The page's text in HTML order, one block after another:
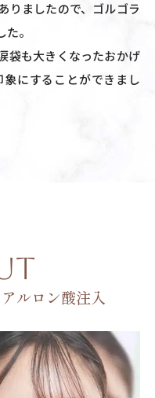
りましたので、ゴルゴラ
。
袋も大きくなったおかげ
にすることができまし
ルロン酸注入